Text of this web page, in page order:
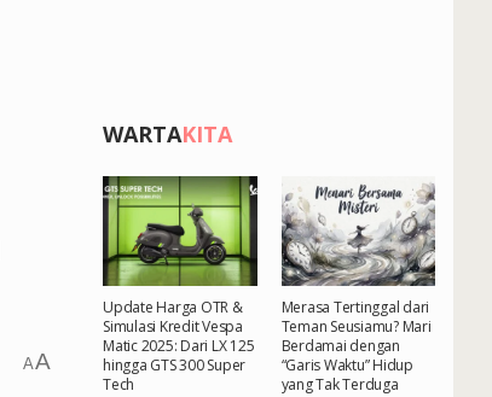
AA
WARTAKITA
Update Harga OTR &
Simulasi Kredit Vespa
Matic 2025: Dari LX 125
hingga GTS 300 Super
Tech
Merasa Tertinggal dari
Teman Seusiamu? Mari
Berdamai dengan
“Garis Waktu” Hidup
yang Tak Terduga